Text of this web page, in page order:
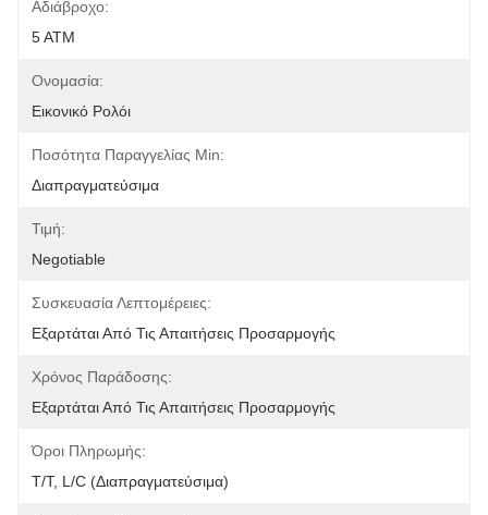
Αδιάβροχο:
5 ΑΤΜ
Ονομασία:
Εικονικό Ρολόι
Ποσότητα Παραγγελίας Min:
Διαπραγματεύσιμα
Τιμή:
Negotiable
Συσκευασία Λεπτομέρειες:
Εξαρτάται Από Τις Απαιτήσεις Προσαρμογής
Χρόνος Παράδοσης:
Εξαρτάται Από Τις Απαιτήσεις Προσαρμογής
Όροι Πληρωμής:
T/T, L/C (διαπραγματεύσιμα)